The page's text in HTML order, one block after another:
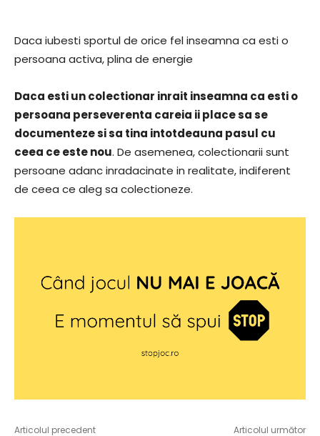
Daca iubesti sportul de orice fel inseamna ca esti o
persoana activa, plina de energie
Daca esti un colectionar inrait inseamna ca esti o
persoana perseverenta careia ii place sa se
documenteze si sa tina intotdeauna pasul cu
ceea ce este nou. De asemenea, colectionarii sunt
persoane adanc inradacinate in realitate, indiferent
de ceea ce aleg sa colectioneze.
Articolul precedent Articolul următor